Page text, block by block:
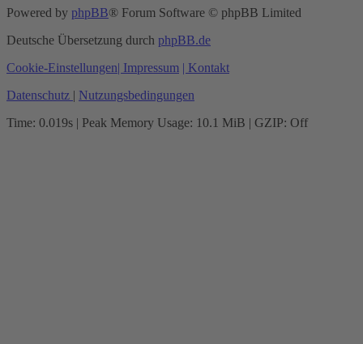
Powered by phpBB® Forum Software © phpBB Limited
Deutsche Übersetzung durch phpBB.de
Cookie-Einstellungen| Impressum | Kontakt
Datenschutz | Nutzungsbedingungen
Time: 0.019s | Peak Memory Usage: 10.1 MiB | GZIP: Off